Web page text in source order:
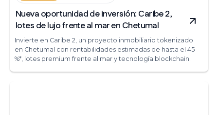
Nueva oportunidad de inversión: Caribe 2,
lotes de lujo frente al mar en Chetumal
Invierte en Caribe 2, un proyecto inmobiliario tokenizado
en Chetumal con rentabilidades estimadas de hasta el 45
%*, lotes premium frente al mar y tecnología blockchain.